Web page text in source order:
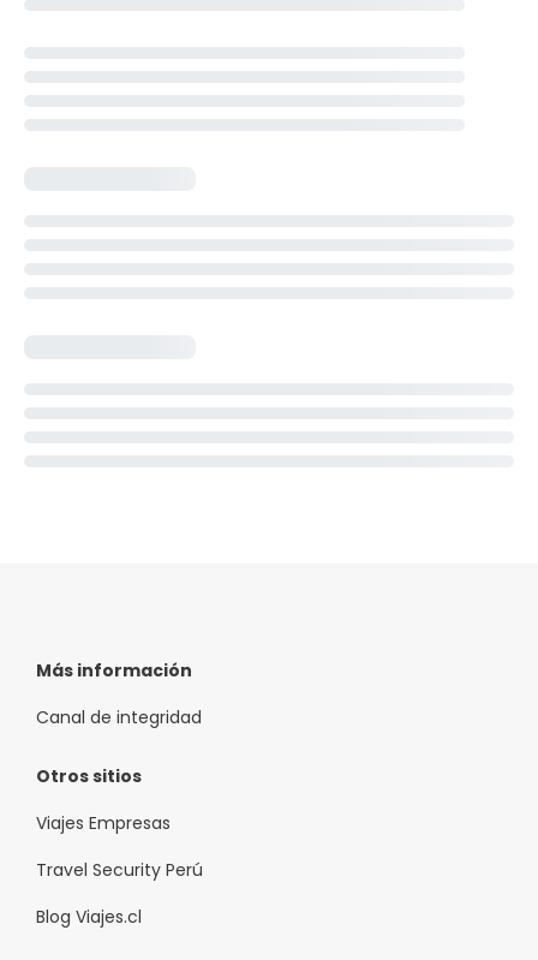
Más información
Canal de integridad
Otros sitios
Viajes Empresas
Travel Security Perú
Blog Viajes.cl